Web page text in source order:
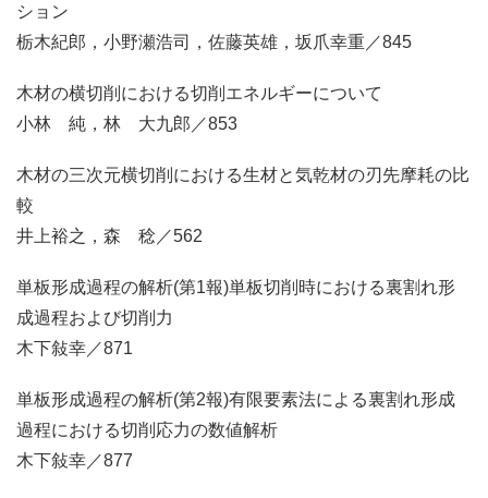
ション
栃木紀郎，小野瀬浩司，佐藤英雄，坂爪幸重／845
木材の横切削における切削エネルギーについて
小林 純，林 大九郎／853
木材の三次元横切削における生材と気乾材の刃先摩耗の比
較
井上裕之，森 稔／562
単板形成過程の解析(第1報)単板切削時における裏割れ形
成過程および切削力
木下敍幸／871
単板形成過程の解析(第2報)有限要素法による裏割れ形成
過程における切削応力の数値解析
木下敍幸／877